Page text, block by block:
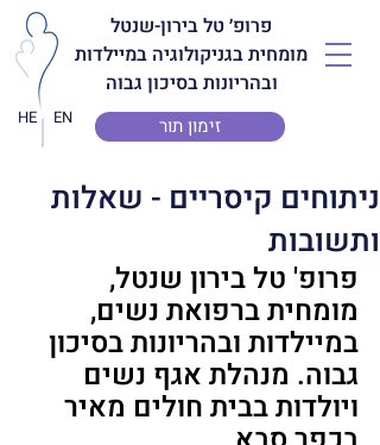
זימון תור
פרופ׳ טל בירון-שנטל
מומחית בגניקולוגיה במיילדות
ובהריונות בסיכון גבוה
HE EN
ניתוחים קיסריים - שאלות
ותשובות
פרופ' טל בירון שנטל,
מומחית ברפואת נשים,
במיילדות ובהריונות בסיכון
גבוה. מנהלת אגף נשים
ויולדות בבית חולים מאיר